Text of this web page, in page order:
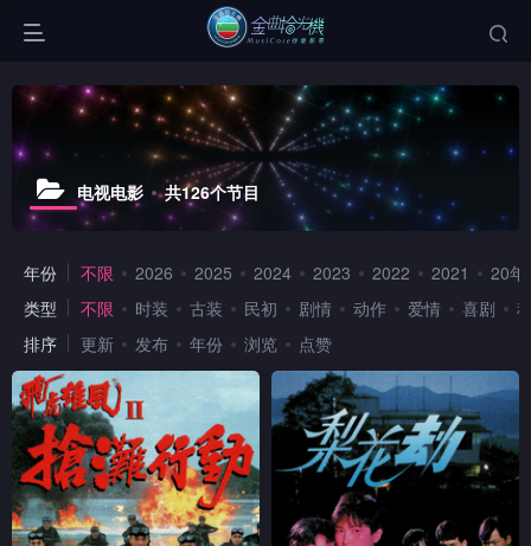
电视电影 共126个节目
年份 不限 2026 2025 2024 2023 2022 2021
20年
类型
不限 时装 古装 民初 剧情 动作 爱情 喜剧
排序
更新 发布 年份 浏览 点赞